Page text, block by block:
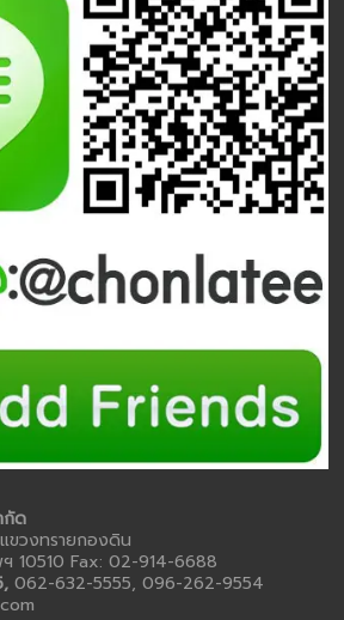
กัด
ขวงทรายกองดิน
10510 Fax: 02-914-6688
062-632-5555, 096-262-9554